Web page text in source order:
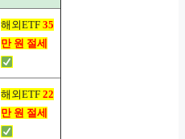
해외ETF 35
만 원 절세
해외ETF 22
만 원 절세